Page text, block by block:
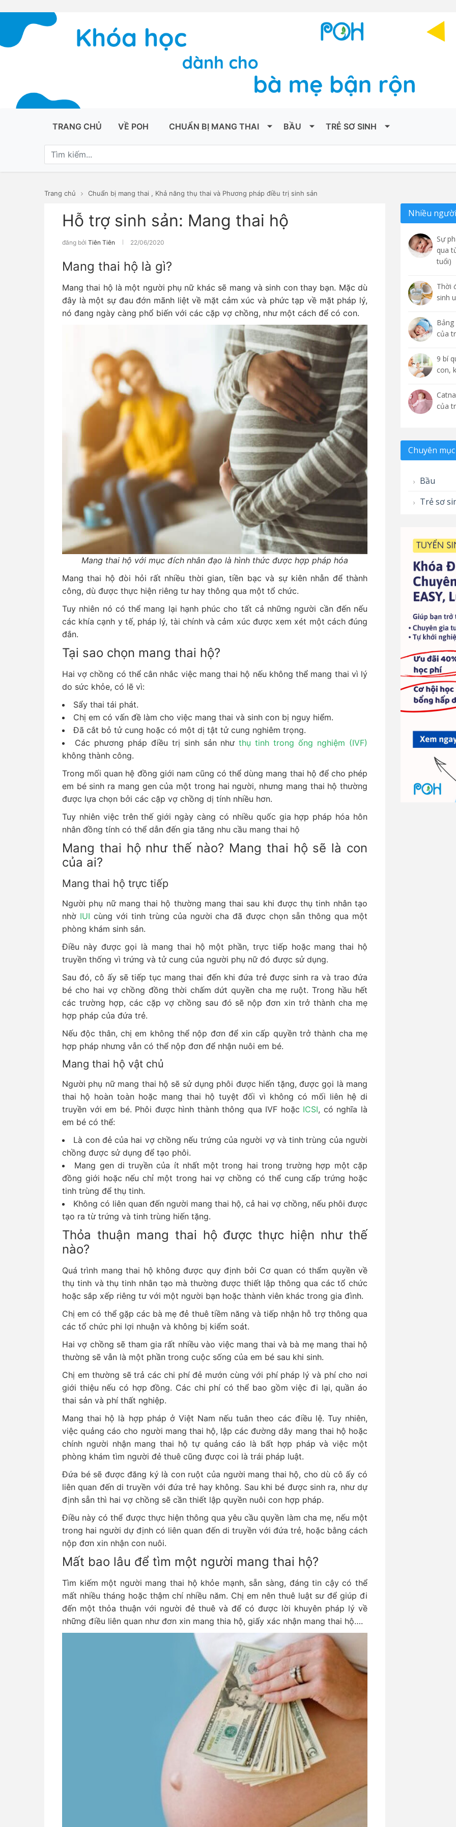
TRANG CHỦ VỀ POH CHUẨN BỊ MANG THAI BẦU TRẺ SƠ SINH
Trang chủ Chuẩn bị mang thai , Khả năng thụ thai và Phương pháp điều trị sinh sản
Hỗ trợ sinh sản: Mang thai hộ
đăng bởi Tiên Tiên 22/06/2020
Mang thai hộ là gì?
Mang thai hộ là một người phụ nữ khác sẽ mang và sinh con thay bạn. Mặc dù
đây là một sự đau đớn mãnh liệt về mặt cảm xúc và phức tạp về mặt pháp lý,
nó đang ngày càng phổ biến với các cặp vợ chồng, như một cách để có con.
Mang thai hộ với mục đích nhân đạo là hình thức được hợp pháp hóa
Mang thai hộ đòi hỏi rất nhiều thời gian, tiền bạc và sự kiên nhẫn để thành
công, dù được thực hiện riêng tư hay thông qua một tổ chức.
Tuy nhiên nó có thể mang lại hạnh phúc cho tất cả những người cần đến nếu
các khía cạnh y tế, pháp lý, tài chính và cảm xúc được xem xét một cách đúng
đắn.
Tại sao chọn mang thai hộ?
Hai vợ chồng có thể cân nhắc việc mang thai hộ nếu không thể mang thai vì lý
do sức khỏe, có lẽ vì:
Sẩy thai tái phát.
Chị em có vấn đề làm cho việc mang thai và sinh con bị nguy hiểm.
Đã cắt bỏ tử cung hoặc có một dị tật tử cung nghiêm trọng.
Các phương pháp điều trị sinh sản nhưthụ tinh trong ống nghiệm (IVF)
không thành công.
Trong mối quan hệ đồng giới nam cũng có thể dùng mang thai hộ để cho phép
em bé sinh ra mang gen của một trong hai người, nhưng mang thai hộ thường
được lựa chọn bởi các cặp vợ chồng dị tính nhiều hơn.
Tuy nhiên việc trên thế giới ngày càng có nhiều quốc gia hợp pháp hóa hôn
nhân đồng tính có thể dẫn đến gia tăng nhu cầu mang thai hộ
Mang thai hộ như thế nào? Mang thai hộ sẽ là con
của ai?
Mang thai hộ trực tiếp
Người phụ nữ mang thai hộ thường mang thai sau khi được thụ tinh nhân tạo
nhờ IUI cùng với tinh trùng của người cha đã được chọn sẵn thông qua một
phòng khám sinh sản.
Điều này được gọi là mang thai hộ một phần, trực tiếp hoặc mang thai hộ
truyền thống vì trứng và tử cung của người phụ nữ đó được sử dụng.
Sau đó, cô ấy sẽ tiếp tục mang thai đến khi đứa trẻ được sinh ra và trao đứa
bé cho hai vợ chồng đồng thời chấm dứt quyền cha mẹ ruột. Trong hầu hết
các trường hợp, các cặp vợ chồng sau đó sẽ nộp đơn xin trở thành cha mẹ
hợp pháp của đứa trẻ.
Nếu độc thân, chị em không thể nộp đơn để xin cấp quyền trở thành cha mẹ
hợp pháp nhưng vẫn có thể nộp đơn để nhận nuôi em bé.
Mang thai hộ vật chủ
Người phụ nữ mang thai hộ sẽ sử dụng phôi được hiến tặng, được gọi là mang
thai hộ hoàn toàn hoặc mang thai hộ tuyệt đối vì không có mối liên hệ di
truyền với em bé. Phôi được hình thành thông qua IVF hoặc ICSI, có nghĩa là
em bé có thể:
Là con đẻ của hai vợ chồng nếu trứng của người vợ và tinh trùng của người
chồng được sử dụng để tạo phôi.
Mang gen di truyền của ít nhất một trong hai trong trường hợp một cặp
đồng giới hoặc nếu chỉ một trong hai vợ chồng có thể cung cấp trứng hoặc
tinh trùng để thụ tinh.
Không có liên quan đến người mang thai hộ, cả hai vợ chồng, nếu phôi được
tạo ra từ trứng và tinh trùng hiến tặng.
Thỏa thuận mang thai hộ được thực hiện như thế
nào?
Quá trình mang thai hộ không được quy định bởi Cơ quan có thẩm quyền về
thụ tinh và thụ tinh nhân tạo mà thường được thiết lập thông qua các tổ chức
hoặc sắp xếp riêng tư với một người bạn hoặc thành viên khác trong gia đình.
Chị em có thể gặp các bà mẹ đẻ thuê tiềm năng và tiếp nhận hỗ trợ thông qua
các tổ chức phi lợi nhuận và không bị kiểm soát.
Hai vợ chồng sẽ tham gia rất nhiều vào việc mang thai và bà mẹ mang thai hộ
thường sẽ vẫn là một phần trong cuộc sống của em bé sau khi sinh.
Chị em thường sẽ trả các chi phí đẻ mướn cùng với phí pháp lý và phí cho nơi
giới thiệu nếu có hợp đồng. Các chi phí có thể bao gồm việc đi lại, quần áo
thai sản và phí thất nghiệp.
Mang thai hộ là hợp pháp ở Việt Nam nếu tuân theo các điều lệ. Tuy nhiên,
việc quảng cáo cho người mang thai hộ, lập các đường dây mang thai hộ hoặc
chính người nhận mang thai hộ tự quảng cáo là bất hợp pháp và việc một
phòng khám tìm người đẻ thuê cũng được coi là trái pháp luật.
Đứa bé sẽ được đăng ký là con ruột của người mang thai hộ, cho dù cô ấy có
liên quan đến di truyền với đứa trẻ hay không. Sau khi bé được sinh ra, như dự
định sẵn thì hai vợ chồng sẽ cần thiết lập quyền nuôi con hợp pháp.
Điều này có thể được thực hiện thông qua yêu cầu quyền làm cha mẹ, nếu một
trong hai người dự định có liên quan đến di truyền với đứa trẻ, hoặc bằng cách
nộp đơn xin nhận con nuôi.
Mất bao lâu để tìm một người mang thai hộ?
Tìm kiếm một người mang thai hộ khỏe mạnh, sẵn sàng, đáng tin cậy có thể
mất nhiều tháng hoặc thậm chí nhiều năm. Chị em nên thuê luật sư để giúp đi
đến một thỏa thuận với người đẻ thuê và để có được lời khuyên pháp lý về
những điều liên quan như đơn xin mang thia hộ, giấy xác nhận mang thai hộ….
Nhiều
Sự
qua
tuổi)
Thời
sinh
Bảng
của
9 bí
con,
của
Chuyên
Bầu
Trẻ sơ